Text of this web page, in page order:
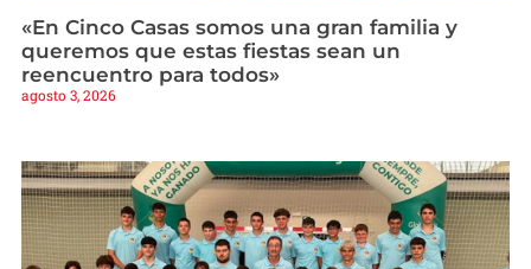
«En Cinco Casas somos una gran familia y
queremos que estas fiestas sean un
reencuentro para todos»
agosto 3, 2026